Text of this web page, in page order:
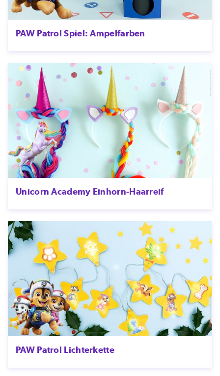
PAW Patrol Spiel: Ampelfarben
Unicorn Academy Einhorn-Haarreif
PAW Patrol Lichterkette